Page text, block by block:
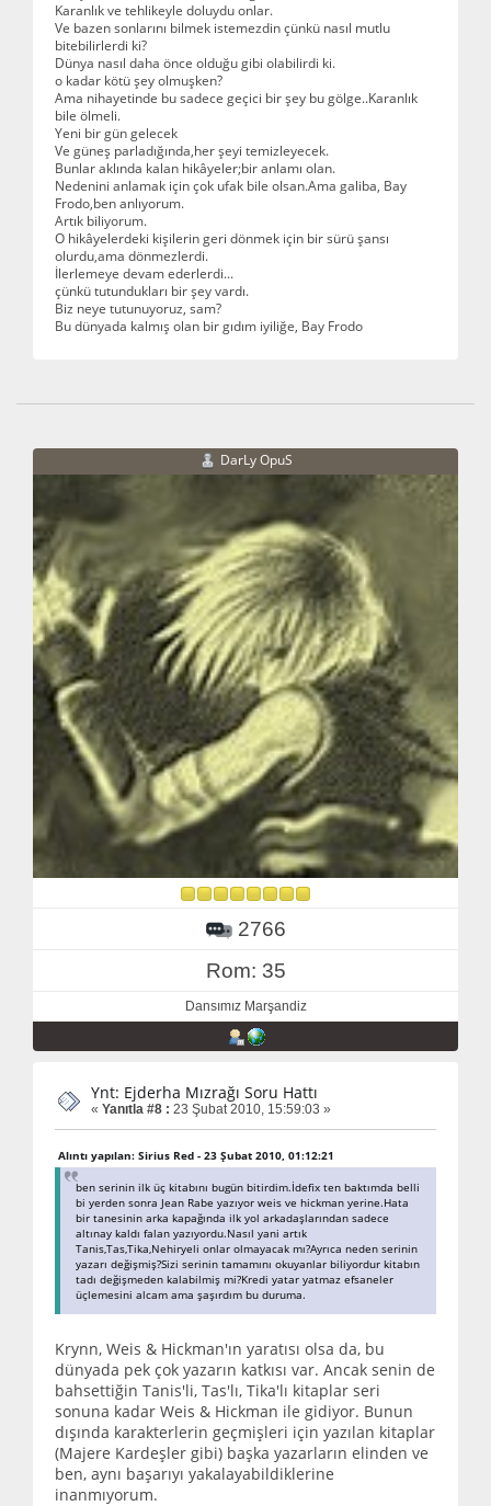
Karanlık ve tehlikeyle doluydu onlar.
Ve bazen sonlarını bilmek istemezdin çünkü nasıl mutlu
bitebilirlerdi ki?
Dünya nasıl daha önce olduğu gibi olabilirdi ki.
o kadar kötü şey olmuşken?
Ama nihayetinde bu sadece geçici bir şey bu gölge..Karanlık
bile ölmeli.
Yeni bir gün gelecek
Ve güneş parladığında,her şeyi temizleyecek.
Bunlar aklında kalan hikâyeler;bir anlamı olan.
Nedenini anlamak için çok ufak bile olsan.Ama galiba, Bay
Frodo,ben anlıyorum.
Artık biliyorum.
O hikâyelerdeki kişilerin geri dönmek için bir sürü şansı
olurdu,ama dönmezlerdi.
İlerlemeye devam ederlerdi...
çünkü tutundukları bir şey vardı.
Biz neye tutunuyoruz, sam?
Bu dünyada kalmış olan bir gıdım iyiliğe, Bay Frodo
DarLy OpuS
2766
Rom: 35
Dansımız Marşandiz
Ynt: Ejderha Mızrağı Soru Hattı
« Yanıtla #8 : 23 Şubat 2010, 15:59:03 »
Alıntı yapılan: Sirius Red - 23 Şubat 2010, 01:12:21
ben serinin ilk üç kitabını bugün bitirdim.İdefix ten baktımda belli
bi yerden sonra Jean Rabe yazıyor weis ve hickman yerine.Hata
bir tanesinin arka kapağında ilk yol arkadaşlarından sadece
altınay kaldı falan yazıyordu.Nasıl yani artık
Tanis,Tas,Tika,Nehiryeli onlar olmayacak mı?Ayrıca neden serinin
yazarı değişmiş?Sizi serinin tamamını okuyanlar biliyordur kitabın
tadı değişmeden kalabilmiş mi?Kredi yatar yatmaz efsaneler
üçlemesini alcam ama şaşırdım bu duruma.
Krynn, Weis & Hickman'ın yaratısı olsa da, bu
dünyada pek çok yazarın katkısı var. Ancak senin de
bahsettiğin Tanis'li, Tas'lı, Tika'lı kitaplar seri
sonuna kadar Weis & Hickman ile gidiyor. Bunun
dışında karakterlerin geçmişleri için yazılan kitaplar
(Majere Kardeşler gibi) başka yazarların elinden ve
ben, aynı başarıyı yakalayabildiklerine
inanmıyorum.